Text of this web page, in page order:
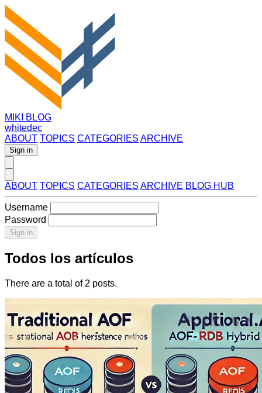
MIKI BLOG
whitedec
ABOUT TOPICS CATEGORIES ARCHIVE
Sign in
ABOUT TOPICS CATEGORIES ARCHIVE BLOG HUB
Username
Password
Sign in
Todos los artículos
There are a total of 2 posts.